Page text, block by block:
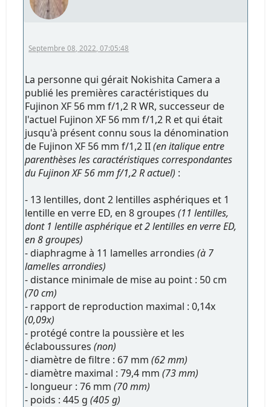
Septembre 08, 2022, 07:05:48
La personne qui gérait Nokishita Camera a
publié les premières caractéristiques du
Fujinon XF 56 mm f/1,2 R WR, successeur de
l'actuel Fujinon XF 56 mm f/1,2 R et qui était
jusqu'à présent connu sous la dénomination
de Fujinon XF 56 mm f/1,2 II(en italique entre
parenthèses les caractéristiques correspondantes
du Fujinon XF 56 mm f/1,2 R actuel) :
- 13 lentilles, dont 2 lentilles asphériques et 1
lentille en verre ED, en 8 groupes(11 lentilles,
dont 1 lentille asphérique et 2 lentilles en verre ED,
en 8 groupes)
- diaphragme à 11 lamelles arrondies(à 7
lamelles arrondies)
- distance minimale de mise au point : 50 cm
(70 cm)
- rapport de reproduction maximal : 0,14x
(0,09x)
- protégé contre la poussière et les
éclaboussures(non)
- diamètre de filtre : 67 mm(62 mm)
- diamètre maximal : 79,4 mm(73 mm)
- longueur : 76 mm(70 mm)
- poids : 445 g(405 g)